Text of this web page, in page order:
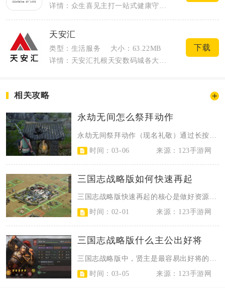
天安汇
类型：生活服务
大小：63.22MB
下载
相关攻略
永劫无间怎么祭拜动作
时间：03-06
来源：123手游网
三国志战略版如何快速再起
三国志战略版快速再起的核心是做好资源储备、兵力保全与再起模式选择，按规划执行...
时间：02-01
来源：123手游网
三国志战略版什么主公出好将
时间：03-05
来源：123手游网